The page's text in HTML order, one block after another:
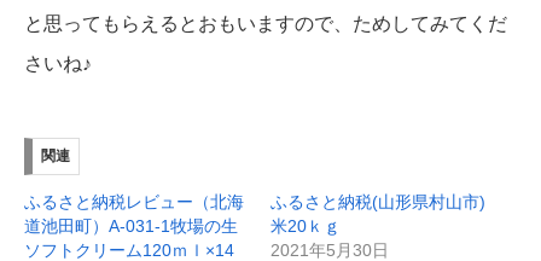
と思ってもらえるとおもいますので、ためしてみてくだ
さいね♪
関連
ふるさと納税レビュー（北海
道池田町）A-031-1牧場の生
ソフトクリーム120ｍｌ×14
ふるさと納税(山形県村山市)
米20ｋｇ
2021年5月30日